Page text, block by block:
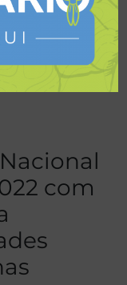
todos os dos
19 e
escoteiras
com